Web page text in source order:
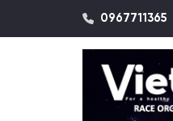
0967711365